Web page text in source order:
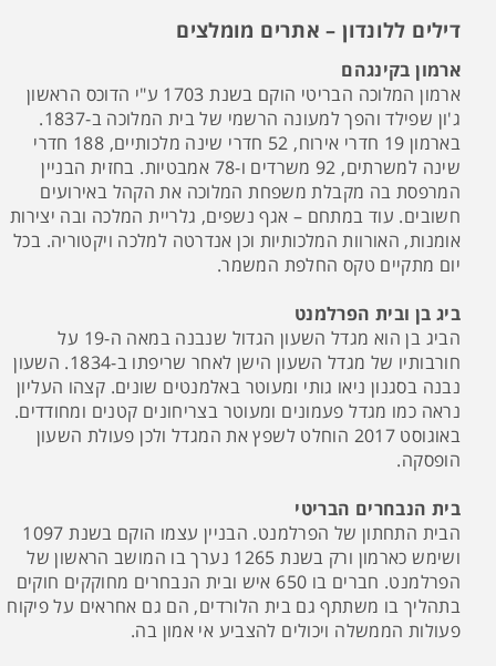
דילים ללונדון – אתרים מומלצים
ארמון בקינגהם
ארמון המלוכה הבריטי הוקם בשנת 1703 ע"י הדוכס הראשון
ג'ון שפילד והפך למעונה הרשמי של בית המלוכה ב-1837.
בארמון 19 חדרי אירוח, 52 חדרי שינה מלכותיים, 188 חדרי
שינה למשרתים, 92 משרדים ו-78 אמבטיות. בחזית הבניין
המרפסת בה מקבלת משפחת המלוכה את הקהל באירועים
חשובים. עוד במתחם – אגף נשפים, גלריית המלכה ובה יצירות
אומנות, האורוות המלכותיות וכן אנדרטה למלכה ויקטוריה. בכל
יום מתקיים טקס החלפת המשמר.
ביג בן ובית הפרלמנט
הביג בן הוא מגדל השעון הגדול שנבנה במאה ה-19 על
חורבותיו של מגדל השעון הישן לאחר שריפתו ב-1834. השעון
נבנה בסגנון ניאו גותי ומעוטר באלמנטים שונים. קצהו העליון
נראה כמו מגדל פעמונים ומעוטר בצריחונים קטנים ומחודדים.
באוגוסט 2017 הוחלט לשפץ את המגדל ולכן פעולת השעון
הופסקה.
בית הנבחרים הבריטי
הבית התחתון של הפרלמנט. הבניין עצמו הוקם בשנת 1097
ושימש כארמון ורק בשנת 1265 נערך בו המושב הראשון של
הפרלמנט. חברים בו 650 איש ובית הנבחרים מחוקקים חוקים
בתהליך בו משתתף גם בית הלורדים, הם גם אחראים על פיקוח
פעולות הממשלה ויכולים להצביע אי אמון בה.